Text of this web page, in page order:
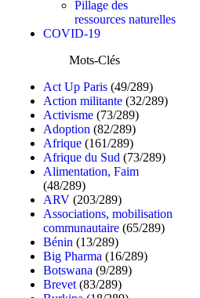
Pillage des
ressources naturelles
COVID-19
Mots-Clés
Act Up Paris (49/289)
Action militante (32/289)
Activisme (73/289)
Adoption (82/289)
Afrique (161/289)
Afrique du Sud (73/289)
Alimentation, Faim
(48/289)
ARV (203/289)
Associations, mobilisation
communautaire (65/289)
Bénin (13/289)
Big Pharma (16/289)
Botswana (9/289)
Brevet (83/289)